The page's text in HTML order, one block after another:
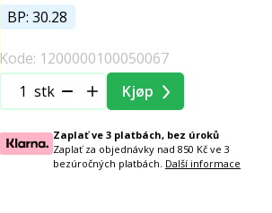
BP: 30.28
Kode: 1200000100050067
stk
Kjøp
Zaplať ve 3 platbách, bez úroků
Zaplať za objednávky nad 850 Kč ve 3
bezúročných platbách. Další informace